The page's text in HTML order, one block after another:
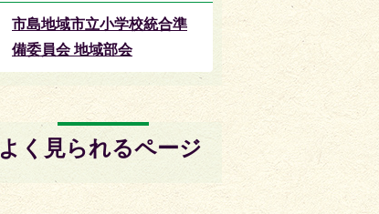
市島地域市立小学校統合準
備委員会 地域部会
よく見られるページ